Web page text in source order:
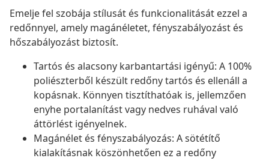
Emelje fel szobája stílusát és funkcionalitását ezzel a
redőnnyel, amely magánéletet, fényszabályozást és
hőszabályozást biztosít.
Tartós és alacsony karbantartási igényű: A 100%
poliészterből készült redőny tartós és ellenáll a
kopásnak. Könnyen tisztíthatóak is, jellemzően
enyhe portalanítást vagy nedves ruhával való
áttörlést igényelnek.
Magánélet és fényszabályozás: A sötétítő
kialakításnak köszönhetően ez a redőny